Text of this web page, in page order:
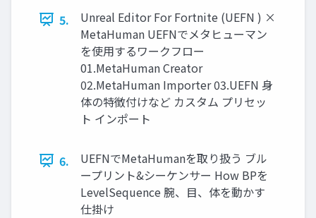
5.
Unreal Editor For Fortnite (UEFN ) ×
MetaHuman UEFNでメタヒューマン
を使用するワークフロー
01.MetaHuman Creator
02.MetaHuman Importer 03.UEFN 身
体の特徴付けなど カスタム プリセッ
ト インポート
6.
UEFNでMetaHumanを取り扱う ブル
ープリント&シーケンサー How BPを
LevelSequence 腕、目、体を動かす
仕掛け